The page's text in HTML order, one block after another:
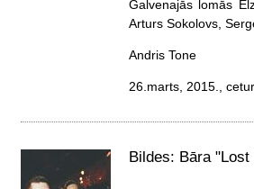
Galvenajās lomās
Arturs Sokolovs,
Andris Tone
26.marts, 2015.,
Bildes: Bāra